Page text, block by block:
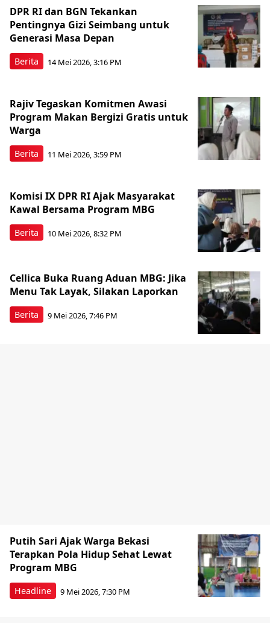
Berita
DPR RI dan BGN Tekankan
Pentingnya Gizi Seimbang untuk
Generasi Masa Depan
14 Mei 2026, 3:16 PM
Berita
Rajiv Tegaskan Komitmen Awasi
Program Makan Bergizi Gratis untuk
Warga
11 Mei 2026, 3:59 PM
Berita
Komisi IX DPR RI Ajak Masyarakat
Kawal Bersama Program MBG
10 Mei 2026, 8:32 PM
Berita
Cellica Buka Ruang Aduan MBG: Jika
Menu Tak Layak, Silakan Laporkan
9 Mei 2026, 7:46 PM
Headline
Putih Sari Ajak Warga Bekasi
Terapkan Pola Hidup Sehat Lewat
Program MBG
9 Mei 2026, 7:30 PM